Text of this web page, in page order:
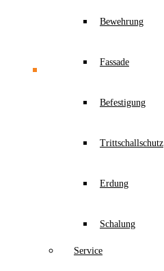
Bewehrung
Fassade
Befestigung
Trittschallschutz
Erdung
Schalung
Service